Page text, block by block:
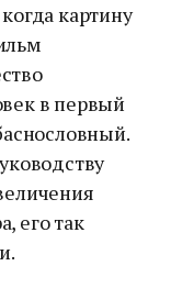
картину
в первый
его так